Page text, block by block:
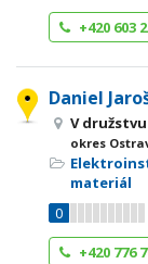
+420 603
Daniel
V družstvu
okres
materiál
0
+420 776